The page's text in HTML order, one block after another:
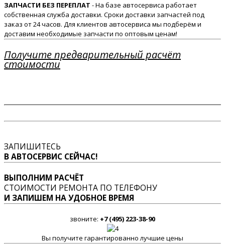
ЗАПЧАСТИ БЕЗ ПЕРЕПЛАТ - На базе автосервиса работает
собственная служба доставки. Сроки доставки запчастей под
заказ от 24 часов. Для клиентов автосервиса мы подберём и
доставим необходимые запчасти по оптовым ценам!
Получите предварительный расчёт
стоимости
ЗАПИШИТЕСЬ
В АВТОСЕРВИС СЕЙЧАС!
ВЫПОЛНИМ РАСЧЁТ
СТОИМОСТИ РЕМОНТА ПО ТЕЛЕФОНУ
И ЗАПИШЕМ НА УДОБНОЕ ВРЕМЯ
звоните: +7 (495) 223-38-90
Вы получите гарантированно лучшие цены